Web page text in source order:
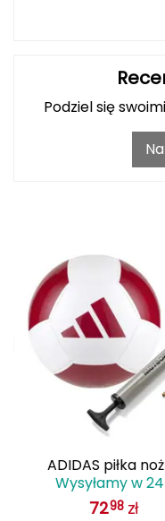
Grivel
Gumbies
HMS PREMIUM
Podziel się
ADIDAS piłka
treningowa
biała/czerwona +
Wysyłamy w
7298 zł